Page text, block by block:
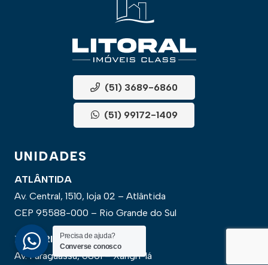
(51) 3689-6860
(51) 99172-1409
UNIDADES
ATLÂNTIDA
Av. Central, 1510, loja 02 – Atlântida
CEP 95588-000 – Rio Grande do Sul
XANGRI-LÁ
Av. Paraguassu, 6801 – Xangri-lá
Precisa de ajuda?
Converse conosco